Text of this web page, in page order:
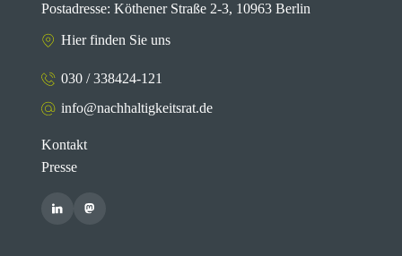
Postadresse: Köthener Straße 2-3, 10963 Berlin
Hier finden Sie uns
030 / 338424-121
info@nachhaltigkeitsrat.de
Kontakt
Presse